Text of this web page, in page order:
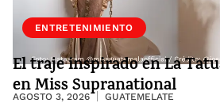
ENTRETENIMIENTO
El traje inspirado en La
en Miss Supranational
AGOSTO 3, 2026 GUATEMELATE